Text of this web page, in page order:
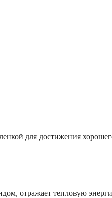
для достижения
отражает тепловую